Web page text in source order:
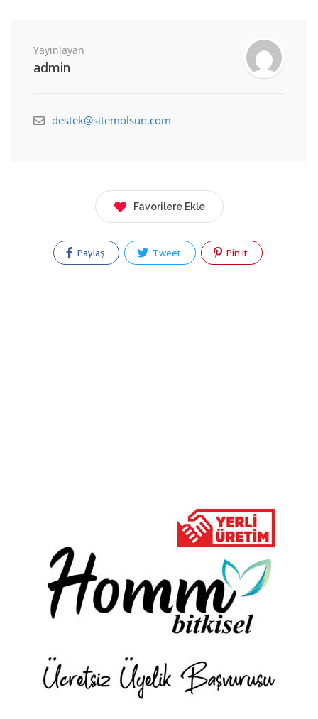
Yayınlayan
admin
destek@sitemolsun.com
Favorilere Ekle
Paylaş Tweet Pin It